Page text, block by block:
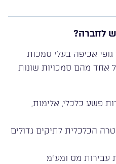
לחברה?
אכיפה בעלי סמכות
אחד מהם סמכויות שונות
פשע כלכלי, אלימות,
הכלכלית לתיקים גדולים
עבירות מס ומע”מ